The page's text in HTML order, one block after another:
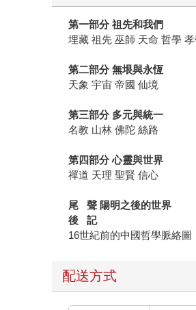
第一部分 祖先和我們
埋藏 祖先 巫師 天命 哲學 孝
第二部分 無垠與永恆
天象 宇宙 帝國 仙境
第三部分 多元與統一
名教 山林 佛陀 絲路
第四部分 心靈與世界
禪道 天理 聖賢 信心
尾 聲 陽明之後的世界
後 記
16世紀前的中國哲學脈絡圖
配送方式